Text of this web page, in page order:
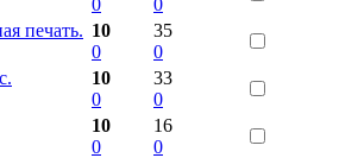
печать. 10
0
35
0
10
0
33
0
10
0
16
0